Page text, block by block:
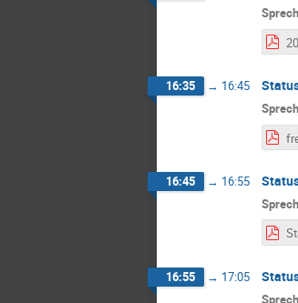
16:35 → 16:45
16:45 → 16:55
16:55 → 17:05